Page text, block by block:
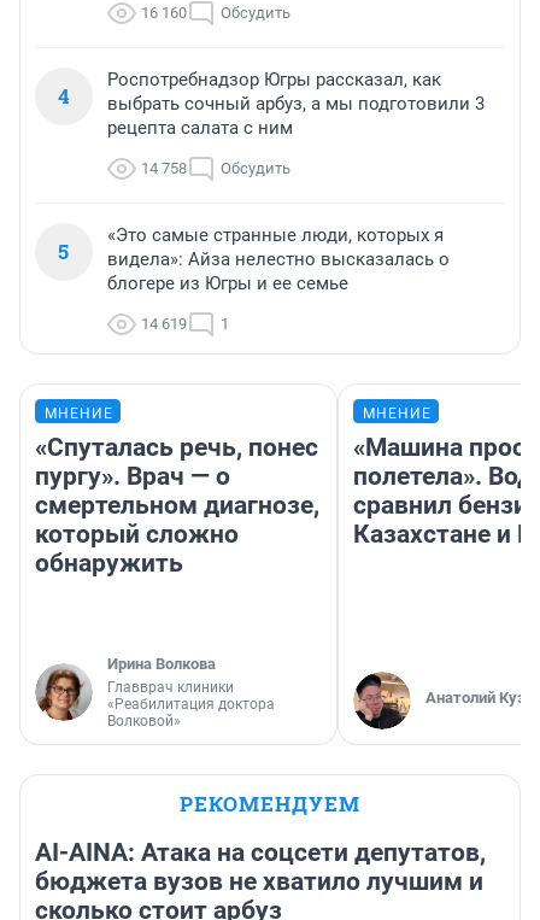
16 160 Обсудить
4
Роспотребнадзор Югры рассказал, как
выбрать сочный арбуз, а мы подготовили 3
рецепта салата с ним
14 758 Обсудить
5
«Это самые странные люди, которых я
видела»: Айза нелестно высказалась о
блогере из Югры и ее семье
14 619 1
МНЕНИЕ
«Спуталась речь, понес
пургу». Врач — о
смертельном диагнозе,
который сложно
обнаружить
Ирина Волкова
Главврач клиники
«Реабилитация доктора
Волковой»
МНЕНИЕ
«Машина
полетела».
сравнил
Казахстане и
Анатолий
РЕКОМЕНДУЕМ
AI-AINA: Атака на соцсети депутатов,
бюджета вузов не хватило лучшим и
сколько стоит арбуз